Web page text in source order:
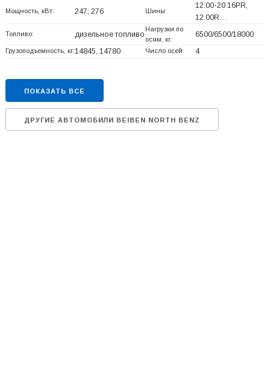
Мощность, кВт: 247; 276 Шины:
12.00-20 16PR,
12.00R…
Топливо: дизельное топливо
Нагрузки по
осям, кг:
6500/6500/18000
Грузоподъемность, кг:14845, 14780 Число осей: 4
ПОКАЗАТЬ ВСЕ
ДРУГИЕ АВТОМОБИЛИ BEIBEN NORTH BENZ